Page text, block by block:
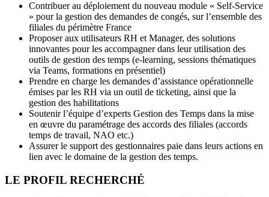
Contribuer au déploiement du nouveau module « Self-Service
» pour la gestion des demandes de congés, sur l’ensemble des
filiales du périmètre France
Proposer aux utilisateurs RH et Manager, des solutions
innovantes pour les accompagner dans leur utilisation des
outils de gestion des temps (e-learning, sessions thématiques
via Teams, formations en présentiel)
Prendre en charge les demandes d’assistance opérationnelle
émises par les RH via un outil de ticketing, ainsi que la
gestion des habilitations
Soutenir l’équipe d’experts Gestion des Temps dans la mise
en œuvre du paramétrage des accords des filiales (accords
temps de travail, NAO etc.)
Assurer le support des gestionnaires paie dans leurs actions en
lien avec le domaine de la gestion des temps.
LE PROFIL RECHERCHÉ